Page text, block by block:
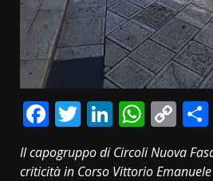
Facebook
Twitter
LinkedIn
Link
Il capogruppo di Circoli Nuova
criticità in Corso Vittorio